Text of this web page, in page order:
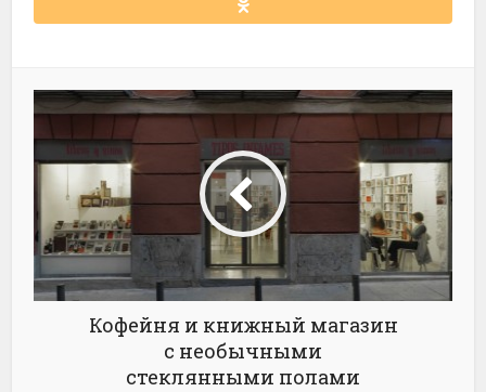
Кофейня и книжный магазин
с необычными
стеклянными полами